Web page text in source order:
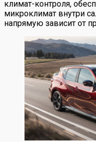
климат-контроля,
микроклимат внутри
напрямую зависит от